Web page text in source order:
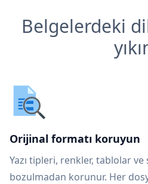
Belgelerdeki
Orijinal formatı koruyun
Yazı tipleri, renkler, tablolar ve
bozulmadan korunur. Her